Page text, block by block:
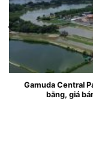
Central Park Yên
bằng, giá bán, tiến
5